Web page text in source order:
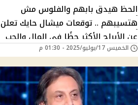
الحظ هيدق بابهم والفلوس مش
هتسيبهم .. توقعات ميشال حايك تعلن
عن الأبراج الأكثر حظًا في المال والحب
نهاية الشهر
الخميس 17/يوليو/2025 - 01:30 م